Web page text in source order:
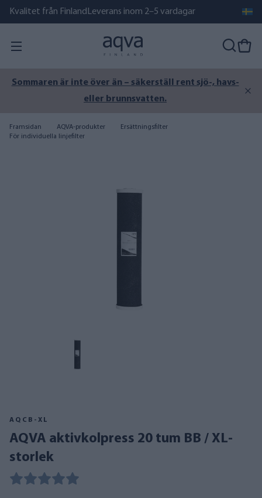
Kvalitet från Finland Leverans inom 2–5 vardagar
Sommaren är inte över än – säkerställ rent sjö-, havs-
eller brunnsvatten.
Framsidan AQVA-produkter
Ersättningsfilter
För individuella linjefilter
AQCB-XL
AQVA aktivkolpress 20 tum BB / XL-
storlek